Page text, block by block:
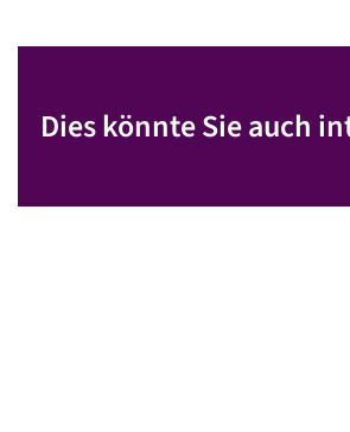
Dies könnte Sie auch